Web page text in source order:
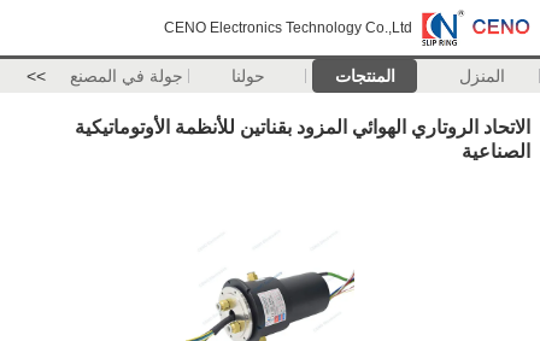
CENO Electronics Technology Co.,Ltd
المنزل المنتجات حولنا جولة في المصنع >>
الاتحاد الروتاري الهوائي المزود بقناتين للأنظمة الأوتوماتيكية
الصناعية